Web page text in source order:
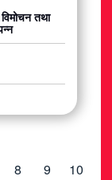
तथा
8 9
10